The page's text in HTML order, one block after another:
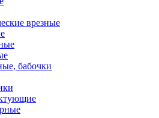
врезные
бабочки